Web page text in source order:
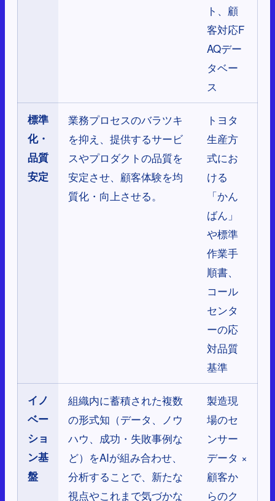
ト、顧
客対応F
AQデー
タベー
ス
標準
化・
品質
安定
業務プロセスのバラツキ
を抑え、提供するサービ
スやプロダクトの品質を
安定させ、顧客体験を均
質化・向上させる。
トヨタ
生産方
式にお
ける
「かん
ばん」
や標準
作業手
順書、
コール
センタ
ーの応
対品質
基準
イノ
ベー
ショ
ン基
盤
組織内に蓄積された複数
の形式知（データ、ノウ
ハウ、成功・失敗事例な
ど）をAIが組み合わせ、
分析することで、新たな
視点やこれまで気づかな
製造現
場のセ
ンサー
データ ×
顧客か
らのク